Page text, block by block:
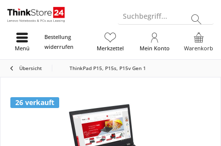
Suchbegriff...
Bestellung
widerrufen
Warenkorb
Merkzettel Mein Konto
Menü
Übersicht ThinkPad P15, P15s, P15v Gen 1
26 verkauft